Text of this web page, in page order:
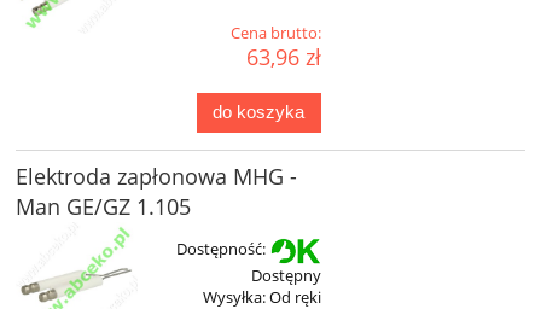
Cena brutto:
63,96 zł
do koszyka
Elektroda zapłonowa MHG -
Man GE/GZ 1.105
Dostępność:
Dostępny
Wysyłka:Od ręki